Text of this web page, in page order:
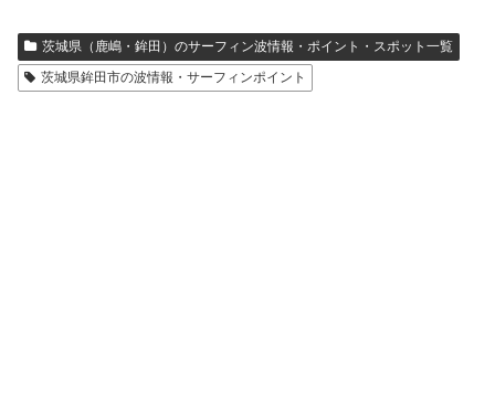
茨城県（鹿嶋・鉾田）のサーフィン波情報・ポイント・スポット一覧
茨城県鉾田市の波情報・サーフィンポイント